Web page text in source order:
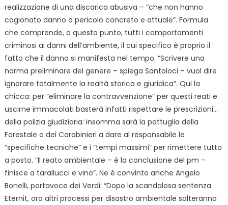
realizzazione di una discarica abusiva – “che non hanno
cagionato danno o pericolo concreto e attuale”. Formula
che comprende, a questo punto, tutti i comportamenti
criminosi ai danni dell’ambiente, il cui specifico è proprio il
fatto che il danno si manifesta nel tempo. “Scrivere una
norma preliminare del genere – spiega Santoloci – vuol dire
ignorare totalmente la realtà storica e giuridica”. Qui la
chicca: per “eliminare la contravvenzione” per questi reati e
uscirne immacolati basterà infatti rispettare le prescrizioni…
della polizia giudiziaria: insomma sarà la pattuglia della
Forestale o dei Carabinieri a dare al responsabile le
“specifiche tecniche” e i “tempi massimi” per rimettere tutto
a posto. “Il reato ambientale – è la conclusione del pm –
finisce a tarallucci e vino”. Ne è convinto anche Angelo
Bonelli, portavoce dei Verdi: “Dopo la scandalosa sentenza
Eternit, ora altri processi per disastro ambientale salteranno